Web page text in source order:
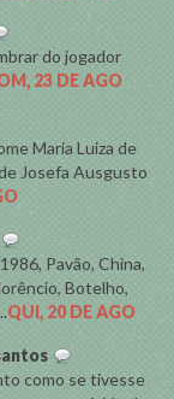
do jogador
23 DE AGO
Maria Luiza de
Josefa Ausgusto
Pavão, China,
Botelho,
QUI, 20 DE AGO
como se tivesse